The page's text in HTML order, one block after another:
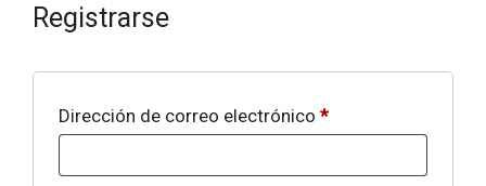
Registrarse
Dirección de correo electrónico *Obligatorio